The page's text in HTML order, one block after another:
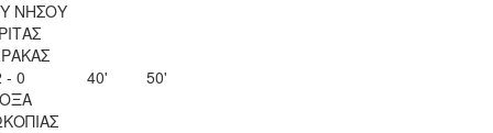
ΝΗΣΟΥ
- 0
40' 50'